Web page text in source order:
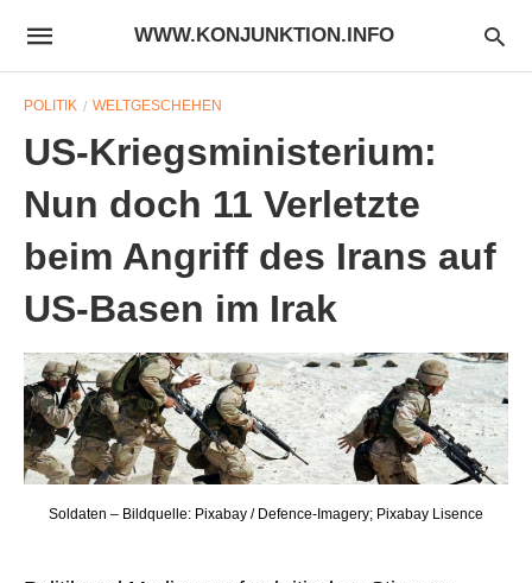
WWW.KONJUNKTION.INFO
POLITIK WELTGESCHEHEN
US-Kriegsministerium:
Nun doch 11 Verletzte
beim Angriff des Irans auf
US-Basen im Irak
Soldaten – Bildquelle: Pixabay / Defence-Imagery; Pixabay Lisence